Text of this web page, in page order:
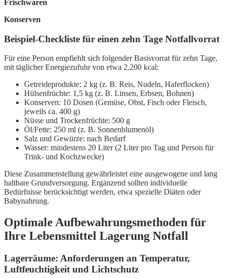
Frischwaren
Konserven
Beispiel-Checkliste für einen zehn Tage Notfallvorrat
Für eine Person empfiehlt sich folgender Basisvorrat für zehn Tage,
mit täglicher Energiezufuhr von etwa 2.200 kcal:
Getreideprodukte: 2 kg (z. B. Reis, Nudeln, Haferflocken)
Hülsenfrüchte: 1,5 kg (z. B. Linsen, Erbsen, Bohnen)
Konserven: 10 Dosen (Gemüse, Obst, Fisch oder Fleisch,
jeweils ca. 400 g)
Nüsse und Trockenfrüchte: 500 g
Öl/Fette: 250 ml (z. B. Sonnenblumenöl)
Salz und Gewürze: nach Bedarf
Wasser: mindestens 20 Liter (2 Liter pro Tag und Person für
Trink- und Kochzwecke)
Diese Zusammenstellung gewährleistet eine ausgewogene und lang
haltbare Grundversorgung. Ergänzend sollten individuelle
Bedürfnisse berücksichtigt werden, etwa spezielle Diäten oder
Babynahrung.
Optimale Aufbewahrungsmethoden für
Ihre Lebensmittel Lagerung Notfall
Lagerräume: Anforderungen an Temperatur,
Luftfeuchtigkeit und Lichtschutz